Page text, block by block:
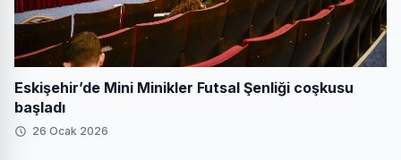
Eskişehir’de Mini Minikler Futsal Şenliği coşkusu
başladı
26 Ocak 2026